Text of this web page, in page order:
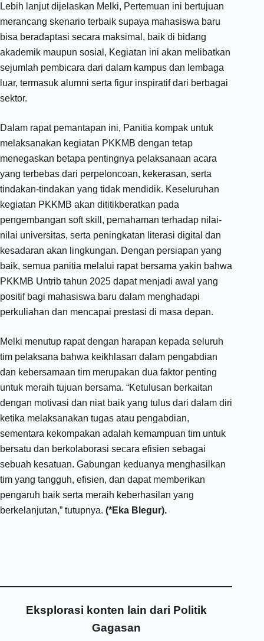
Lebih lanjut dijelaskan Melki, Pertemuan ini bertujuan
merancang skenario terbaik supaya mahasiswa baru
bisa beradaptasi secara maksimal, baik di bidang
akademik maupun sosial, Kegiatan ini akan melibatkan
sejumlah pembicara dari dalam kampus dan lembaga
luar, termasuk alumni serta figur inspiratif dari berbagai
sektor.
Dalam rapat pemantapan ini, Panitia kompak untuk
melaksanakan kegiatan PKKMB dengan tetap
menegaskan betapa pentingnya pelaksanaan acara
yang terbebas dari perpeloncoan, kekerasan, serta
tindakan-tindakan yang tidak mendidik. Keseluruhan
kegiatan PKKMB akan dititikberatkan pada
pengembangan soft skill, pemahaman terhadap nilai-
nilai universitas, serta peningkatan literasi digital dan
kesadaran akan lingkungan. Dengan persiapan yang
baik, semua panitia melalui rapat bersama yakin bahwa
PKKMB Untrib tahun 2025 dapat menjadi awal yang
positif bagi mahasiswa baru dalam menghadapi
perkuliahan dan mencapai prestasi di masa depan.
Melki menutup rapat dengan harapan kepada seluruh
tim pelaksana bahwa keikhlasan dalam pengabdian
dan kebersamaan tim merupakan dua faktor penting
untuk meraih tujuan bersama. “Ketulusan berkaitan
dengan motivasi dan niat baik yang tulus dari dalam diri
ketika melaksanakan tugas atau pengabdian,
sementara kekompakan adalah kemampuan tim untuk
bersatu dan berkolaborasi secara efisien sebagai
sebuah kesatuan. Gabungan keduanya menghasilkan
tim yang tangguh, efisien, dan dapat memberikan
pengaruh baik serta meraih keberhasilan yang
berkelanjutan,” tutupnya. (*Eka Blegur).
Eksplorasi konten lain dari Politik
Gagasan